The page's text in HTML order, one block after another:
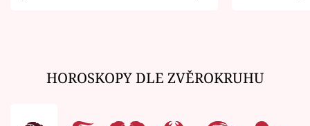
HOROSKOPY DLE ZVĚROKRUHU